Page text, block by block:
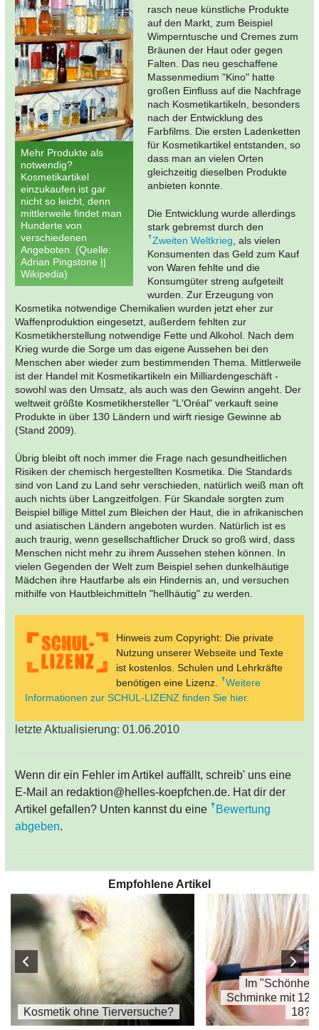
Mehr Produkte als
notwendig?
Kosmetikartikel
einzukaufen ist gar
nicht so leicht, denn
mittlerweile findet man
Hunderte von
verschiedenen
Angeboten. (Quelle:
Adrian Pingstone ||
Wikipedia)
rasch neue künstliche Produkte
auf den Markt, zum Beispiel
Wimperntusche und Cremes zum
Bräunen der Haut oder gegen
Falten. Das neu geschaffene
Massenmedium "Kino" hatte
großen Einfluss auf die Nachfrage
nach Kosmetikartikeln, besonders
nach der Entwicklung des
Farbfilms. Die ersten Ladenketten
für Kosmetikartikel entstanden, so
dass man an vielen Orten
gleichzeitig dieselben Produkte
anbieten konnte.
Die Entwicklung wurde allerdings
stark gebremst durch den
Zweiten Weltkrieg, als vielen
Konsumenten das Geld zum Kauf
von Waren fehlte und die
Konsumgüter streng aufgeteilt
wurden. Zur Erzeugung von
Kosmetika notwendige Chemikalien wurden jetzt eher zur
Waffenproduktion eingesetzt, außerdem fehlten zur
Kosmetikherstellung notwendige Fette und Alkohol. Nach dem
Krieg wurde die Sorge um das eigene Aussehen bei den
Menschen aber wieder zum bestimmenden Thema. Mittlerweile
ist der Handel mit Kosmetikartikeln ein Milliardengeschäft -
sowohl was den Umsatz, als auch was den Gewinn angeht. Der
weltweit größte Kosmetikhersteller "L'Oréal" verkauft seine
Produkte in über 130 Ländern und wirft riesige Gewinne ab
(Stand 2009).
Übrig bleibt oft noch immer die Frage nach gesundheitlichen
Risiken der chemisch hergestellten Kosmetika. Die Standards
sind von Land zu Land sehr verschieden, natürlich weiß man oft
auch nichts über Langzeitfolgen. Für Skandale sorgten zum
Beispiel billige Mittel zum Bleichen der Haut, die in afrikanischen
und asiatischen Ländern angeboten wurden. Natürlich ist es
auch traurig, wenn gesellschaftlicher Druck so groß wird, dass
Menschen nicht mehr zu ihrem Aussehen stehen können. In
vielen Gegenden der Welt zum Beispiel sehen dunkelhäutige
Mädchen ihre Hautfarbe als ein Hindernis an, und versuchen
mithilfe von Hautbleichmitteln "hellhäutig" zu werden.
Hinweis zum Copyright: Die private
Nutzung unserer Webseite und Texte
ist kostenlos. Schulen und Lehrkräfte
benötigen eine Lizenz.
Weitere
Informationen zur SCHUL-LIZENZ finden Sie hier.
letzte Aktualisierung: 01.06.2010
Wenn dir ein Fehler im Artikel auffällt, schreib' uns eine
E-Mail an redaktion@helles-koepfchen.de. Hat dir der
Artikel gefallen? Unten kannst du eine
Bewertung
abgeben.
Empfohlene Artikel
Kosmetik ohne Tierversuche?
Im
Schminke mit 12,
18?